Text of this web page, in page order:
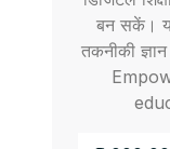
बन सकें।
तकनीकी